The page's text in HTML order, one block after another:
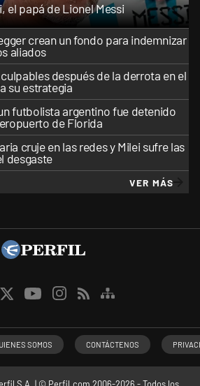
el papá de Lionel Messi
crean un fondo para indemnizar
aliados
después de la derrota en el
su estrategia
futbolista argentino fue detenido
de Florida
cruje en las redes y Milei sufre las
desgaste
VER MÁS
SOMOS CONTÁCTENOS